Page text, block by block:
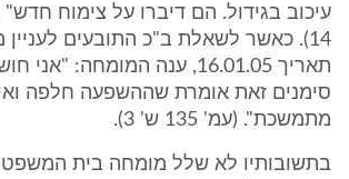
14). כאשר לשאלת ב"כ התובעים
תאריך 16.01.05, ענה המומחה:
סימנים זאת אומרת שההשפעה חלפה
מתמשכת". (עמ' 135 ש' 3).
בתשובותיו לא שלל מומחה בית